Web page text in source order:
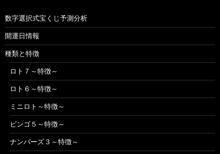
数字選択式宝くじ予測分析
開運日情報
種類と特徴
ロト７～特徴～
ロト６～特徴～
ミニロト～特徴～
ビンゴ５～特徴～
ナンバーズ３～特徴～